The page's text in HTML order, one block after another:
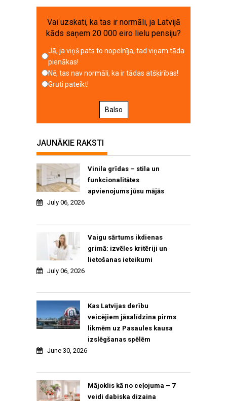
Vai uzskati, ka tas ir normāli, ja Latvijā
kāds saņem 20 000 eiro lielu pensiju?
Jā, ja viņš pats to nopelnīja, tad viņam tāda
pienākas!
Nē, tas nav normāli, ka ir tādas atšķirības!
Grūti pateikt!
Balso
JAUNĀKIE RAKSTI
Vinila grīdas – stila un
funkcionalitātes
apvienojums jūsu mājās
July 06, 2026
Vaigu sārtums ikdienas
grimā: izvēles kritēriji un
lietošanas ieteikumi
July 06, 2026
Kas Latvijas derību
veicējiem jāsalīdzina pirms
likmēm uz Pasaules kausa
izslēgšanas spēlēm
June 30, 2026
Mājoklis kā no ceļojuma – 7
veidi dabiska dizaina